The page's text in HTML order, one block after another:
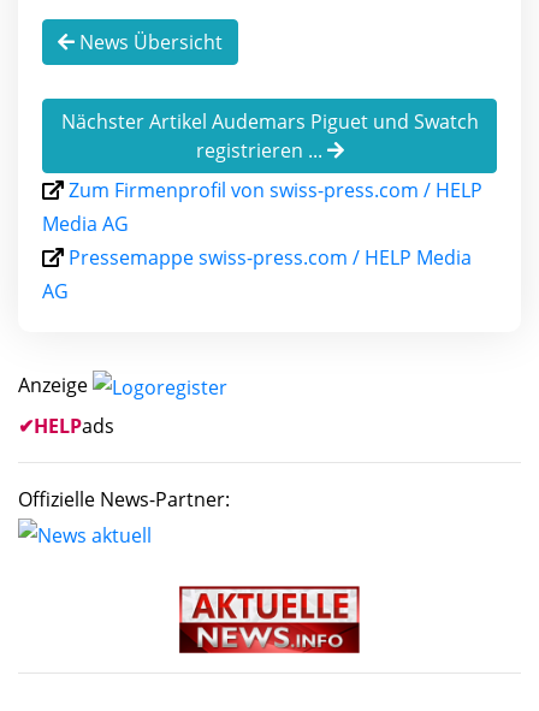
News Übersicht
Nächster Artikel Audemars Piguet und Swatch
registrieren ...
Zum Firmenprofil von swiss-press.com / HELP
Media AG
Pressemappe swiss-press.com / HELP Media
AG
Anzeige
✔HELPads
Offizielle News-Partner: